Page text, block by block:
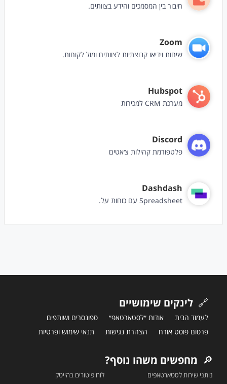
חיבור בין המסמכים והידע בצוותים.
Zoom
שיחות וידיאו קבוצתיות לצוותים ומול לקוחות.
Hubspot
מערכת CRM למכירות
Discord
פלטפורמת קהילות צ׳אטים
Dashdash
Spreadsheet עם כוחות על.
🔗 לינקים שימושיים
לעמוד הבית אודות ״לסטארטאפ״
ספונסרים ושותפים
פרסום פוסט אורח
הצהרת נגישות תנאי שימוש ופרטיות
🔎 מחפשים משהו נוסף?
נותני שירות לסטארטאפים
לוח פיטורים בהייטק